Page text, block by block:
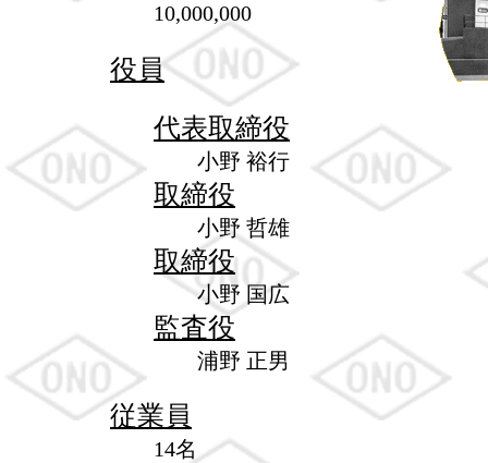
10,000,000
役員
代表取締役
小野 裕行
取締役
小野 哲雄
取締役
小野 国広
監査役
浦野 正男
従業員
14名